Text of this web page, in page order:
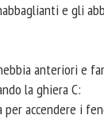
e gli
anteriori e
la ghiera C:
per accendere i